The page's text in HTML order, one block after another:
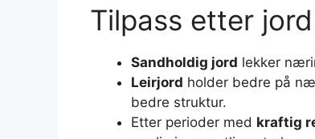
Tilpass etter
Sandholdig jord lekker
Leirjord holder bedre på
bedre struktur.
Etter perioder med kraftig